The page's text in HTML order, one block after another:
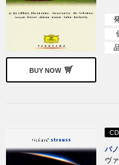
BUY NOW
CD
パ
ヴ